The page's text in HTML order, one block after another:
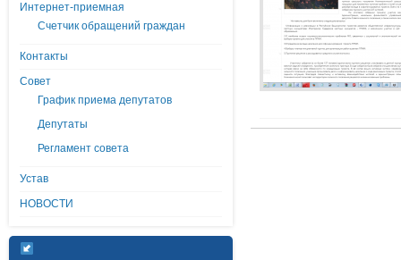
Интернет-приемная
Счетчик обращений граждан
Контакты
Совет
График приема депутатов
Депутаты
Регламент совета
Устав
НОВОСТИ